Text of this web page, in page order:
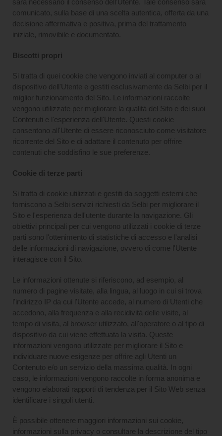
sarà necessario il consenso dell'Utente. Tale consenso sarà
comunicato, sulla base di una scelta autentica, offerta da una
decisione affermativa e positiva, prima del trattamento
iniziale, rimovibile e documentato.
Biscotti propri
Si tratta di quei cookie che vengono inviati al computer o al
dispositivo dell'Utente e gestiti esclusivamente da Selbi per il
miglior funzionamento del Sito. Le informazioni raccolte
vengono utilizzate per migliorare la qualità del Sito e dei suoi
Contenuti e l'esperienza dell'Utente. Questi cookie
consentono all'Utente di essere riconosciuto come visitatore
ricorrente del Sito e di adattare il contenuto per offrire
contenuti che soddisfino le sue preferenze.
Cookie di terze parti
Si tratta di cookie utilizzati e gestiti da soggetti esterni che
forniscono a Selbi servizi richiesti da Selbi per migliorare il
Sito e l'esperienza dell'utente durante la navigazione. Gli
obiettivi principali per cui vengono utilizzati i cookie di terze
parti sono l'ottenimento di statistiche di accesso e l'analisi
delle informazioni di navigazione, ovvero di come l'Utente
interagisce con il Sito.
Le informazioni ottenute si riferiscono, ad esempio, al
numero di pagine visitate, alla lingua, al luogo in cui si trova
l'indirizzo IP da cui l'Utente accede, al numero di Utenti che
accedono, alla frequenza e alla recidività delle visite, al
tempo di visita, al browser utilizzato, all'operatore o al tipo di
dispositivo da cui viene effettuata la visita. Queste
informazioni vengono utilizzate per migliorare il Sito e
individuare nuove esigenze per offrire agli Utenti un
Contenuto e/o un servizio della massima qualità. In ogni
caso, le informazioni vengono raccolte in forma anonima e
vengono elaborati rapporti di tendenza per il Sito Web senza
identificare i singoli utenti.
È possibile ottenere maggiori informazioni sui cookie,
informazioni sulla privacy o consultare la descrizione del tipo